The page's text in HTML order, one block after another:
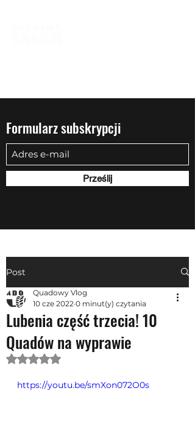
Formularz subskrypcji
Prześlij
Post
Lubenia część trzecia! 10
Quadów na wyprawie
Quadowy Vlog
10 cze 2022 0 minut(y) czytania
Oceniono na NaN z 5 gwiazdek.
https://youtu.be/smXon072O0s